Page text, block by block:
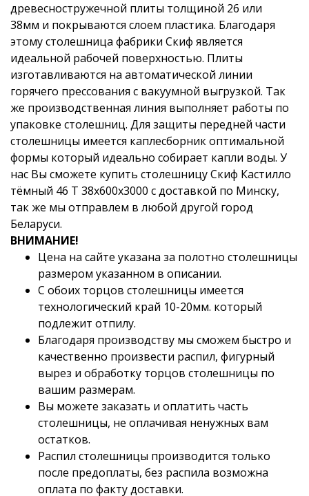
древесностружечной плиты толщиной 26 или
38мм и покрываются слоем пластика. Благодаря
этому столешница фабрики Скиф является
идеальной рабочей поверхностью. Плиты
изготавливаются на автоматической линии
горячего прессования с вакуумной выгрузкой. Так
же производственная линия выполняет работы по
упаковке столешниц. Для защиты передней части
столешницы имеется каплесборник оптимальной
формы который идеально собирает капли воды. У
нас Вы сможете купить столешницу Скиф Кастилло
тёмный 46 T 38x600x3000 с доставкой по Минску,
так же мы отправлем в любой другой город
Беларуси.
ВНИМАНИЕ!
Цена на сайте указана за полотно столешницы
размером указанном в описании.
С обоих торцов столешницы имеется
технологический край 10-20мм. который
подлежит отпилу.
Благодаря производству мы сможем быстро и
качественно произвести распил, фигурный
вырез и обработку торцов столешницы по
вашим размерам.
Вы можете заказать и оплатить часть
столешницы, не оплачивая ненужных вам
остатков.
Распил столешницы производится только
после предоплаты, без распила возможна
оплата по факту доставки.